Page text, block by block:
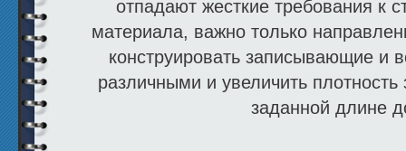
отпадают жесткие требования к
материала, важно только
конструировать записывающие и
различными и увеличить плотность
заданной длине